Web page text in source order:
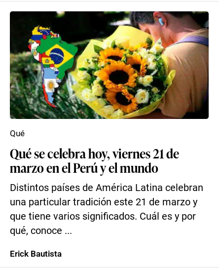
Qué se celebra hoy, viernes 21 de
marzo en el Perú y el mundo
Distintos países de América Latina celebran
una particular tradición este 21 de marzo y
que tiene varios significados. Cuál es y por
qué, conoce ...
Qué
Erick Bautista